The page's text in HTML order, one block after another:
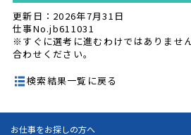
更新日：2026年7月31日
仕事No.jb611031
※すぐに選考に進むわけではありませ
合わせください。
検索結果一覧に戻る
お仕事をお探しの方へ